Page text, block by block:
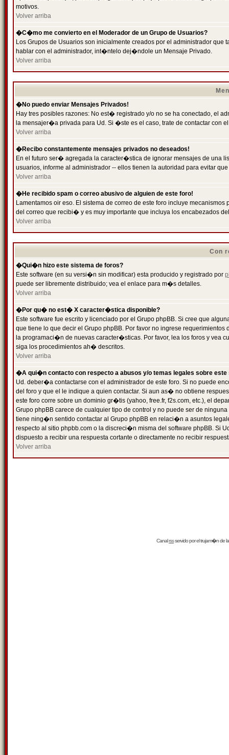
motivos.
Volver arriba
�C�mo me convierto en el Moderador de un Grupo de Usuarios?
Los Grupos de Usuarios son inicialmente creados por el administrador
hablar con el administrador, int�ntelo dej�ndole un Mensaje Privado.
Volver arriba
�No puedo enviar Mensajes Privados!
Hay tres posibles razones: No est� registrado y/o no se ha conectado, el
la mensajer�a privada para Ud. Si �ste es el caso, trate de contactar con
Volver arriba
�Recibo constantemente mensajes privados no deseados!
En el futuro ser� agregada la caracter�stica de ignorar mensajes de una
usuarios, informe al administrador -- ellos tienen la autoridad para evitar
Volver arriba
�He recibido spam o correo abusivo de alguien de este foro!
Lamentamos oir eso. El sistema de correo de este foro incluye
del correo que recibi� y es muy importante que incluya los encabezados
Volver arriba
Con
�Qui�n hizo este sistema de foros?
Este software (en su versi�n sin modificar) esta producido y registrado por
puede ser libremente distribuido; vea el enlace para m�s detalles.
Volver arriba
�Por qu� no est� X caracter�stica disponible?
Este software fue escrito y licenciado por el Grupo phpBB. Si cree que
que tiene lo que decir el Grupo phpBB. Por favor no ingrese
la programaci�n de nuevas caracter�sticas. Por favor, lea los foros y vea
siga los procedimientos ah� descritos.
Volver arriba
�A qui�n contacto con respecto a abusos y/o temas legales sobre este
Ud. deber�a contactarse con el administrador de este foro. Si no puede
del foro y que el le indique a quien contactar. Si aun as� no obtiene
este foro corre sobre un dominio gr�tis (yahoo, free.fr, f2s.com, etc.), el
Grupo phpBB carece de cualquier tipo de control y no puede ser de
tiene ning�n sentido contactar al Grupo phpBB en relaci�n a asuntos
respecto al sitio phpbb.com o la discreci�n misma del software phpBB. Si
dispuesto a recibir una respuesta cortante o directamente no recibir
Volver arriba
Canalrssservido por eltrujam�nde